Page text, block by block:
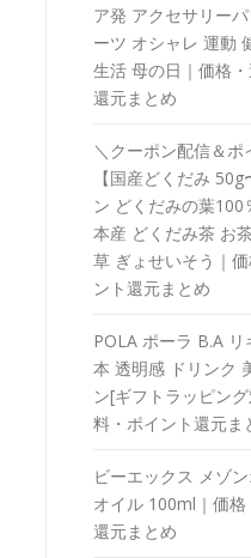
ア発 アクセサリー
ーツ オシャレ 運動
生活 母の日｜価格
還元まとめ
＼クーポン配信＆ポ
【国産どくだみ
ン どくだみの葉100
本産 どくだみ茶 お
草 ぎょせいそう｜
ント還元まとめ
POLA ポーラ B.A
本 透明感 ドリンク
ン[ギフトラッピン
料・ポイント還元ま
ビーエックス メゾ
オイル 100ml｜価格
還元まとめ